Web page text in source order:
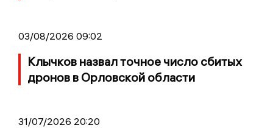
03/08/2026 09:02
Клычков назвал точное число сбитых
дронов в Орловской области
31/07/2026 20:20